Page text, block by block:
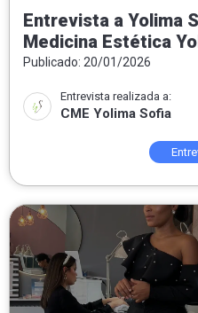
Entrevista a Yolima
Medicina Estética
hacemos milagros:
orientada al
Publicado: 20/01/2026
Entrevista realizada a:
CME Yolima Sofia